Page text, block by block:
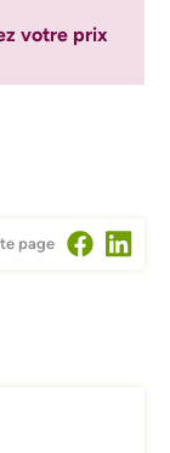
votre prix
page